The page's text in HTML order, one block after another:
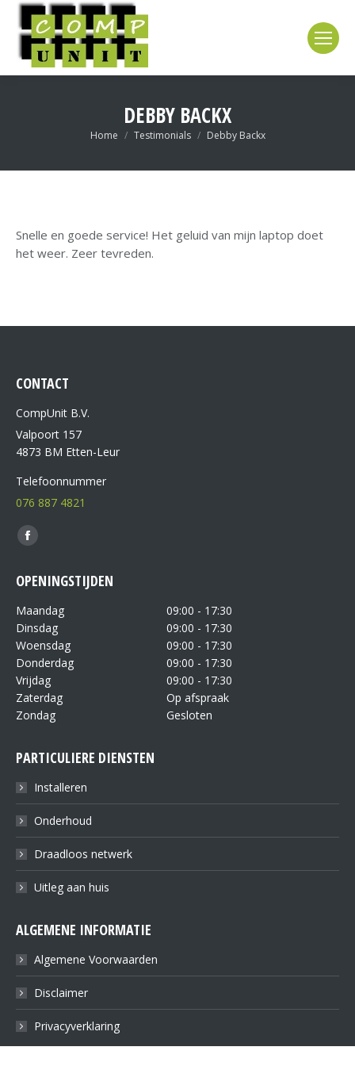
DEBBY BACKX
Je bent hier:
Home Testimonials Debby Backx
Snelle en goede service! Het geluid van mijn laptop doet
het weer. Zeer tevreden.
CONTACT
CompUnit B.V.
Valpoort 157
4873 BM Etten-Leur
Telefoonnummer
076 887 4821
Vind ons op:
OPENINGSTIJDEN
Maandag
09:00 - 17:30
Dinsdag
09:00 - 17:30
Woensdag
09:00 - 17:30
Donderdag
09:00 - 17:30
Vrijdag
09:00 - 17:30
Zaterdag
Op afspraak
Zondag
Gesloten
PARTICULIERE DIENSTEN
Installeren
Onderhoud
Draadloos netwerk
Uitleg aan huis
ALGEMENE INFORMATIE
Algemene Voorwaarden
Disclaimer
Privacyverklaring